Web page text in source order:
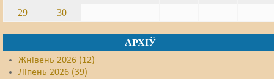
29
30
АРХІЎ
Жнівень 2026 (12)
Ліпень 2026 (39)